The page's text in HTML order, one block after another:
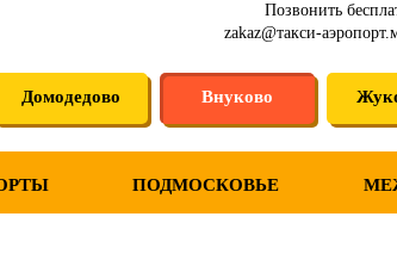
Позвонить
zakaz@такси-
Домодедово Внуково
ПОДМОСКОВЬЕ